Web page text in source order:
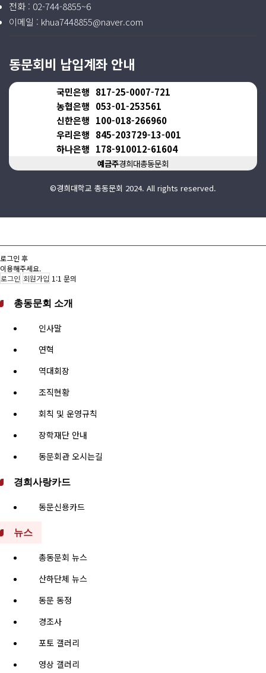
전화 : 02-744-8855~6
이메일 : khua7448855@naver.com
동문회비 납입계좌 안내
국민은행 817-25-0007-721
농협은행 053-01-253561
신한은행 100-018-266960
우리은행 845-203729-13-001
하나은행 178-910012-61604
예금주경희대총동문회
©경희대학교 총동문회 2024. All rights reserved.
로그인 후
이용해주세요.
로그인 회원가입 1:1 문의
총동문회 소개
인사말
연혁
역대회장
조직현황
회칙 및 운영규칙
장학재단 안내
동문회관 오시는길
경희사랑카드
동문신용카드
뉴스
총동문회 뉴스
산하단체 뉴스
동문 동정
경조사
포토 갤러리
영상 갤러리